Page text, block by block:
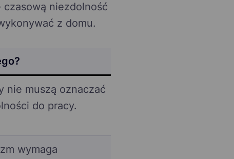
niezdolność
z domu.
nie muszą oznaczać
do pracy.
wymaga